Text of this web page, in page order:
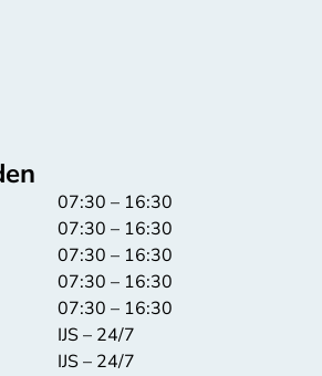
07:30 – 16:30
07:30 – 16:30
07:30 – 16:30
07:30 – 16:30
07:30 – 16:30
IJS – 24/7
IJS – 24/7